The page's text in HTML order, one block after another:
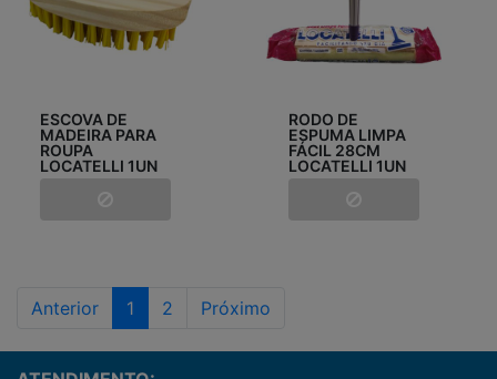
ESCOVA DE
MADEIRA PARA
ROUPA
LOCATELLI 1UN
RODO DE
ESPUMA LIMPA
FÁCIL 28CM
LOCATELLI 1UN
Anterior 1 2 Próximo